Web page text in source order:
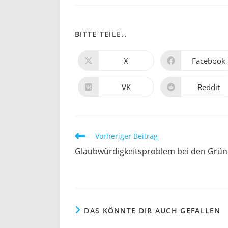
BITTE TEILE..
Öffnet
neuen
Fenster
X Öffnet
neuen
Fenster
Facebook
Öffnet
VK Öffnet
Reddit
Weitere
Artikel
ansehen
Vorheriger Beitrag
Glaubwürdigkeitsproblem bei den
DAS KÖNNTE DIR AUCH GEFALLEN